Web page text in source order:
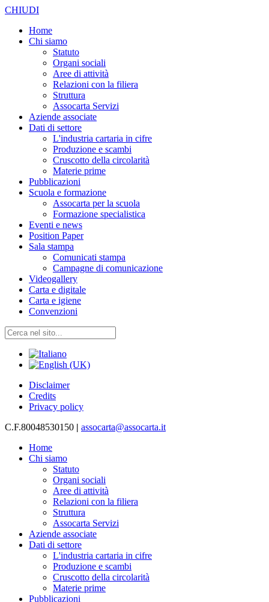
CHIUDI
Home
Chi siamo
Statuto
Organi sociali
Aree di attività
Relazioni con la filiera
Struttura
Assocarta Servizi
Aziende associate
Dati di settore
L'industria cartaria in cifre
Produzione e scambi
Cruscotto della circolarità
Materie prime
Pubblicazioni
Scuola e formazione
Assocarta per la scuola
Formazione specialistica
Eventi e news
Position Paper
Sala stampa
Comunicati stampa
Campagne di comunicazione
Videogallery
Carta e digitale
Carta e igiene
Convenzioni
Disclaimer
Credits
Privacy policy
C.F.80048530150 | assocarta@assocarta.it
Home
Chi siamo
Statuto
Organi sociali
Aree di attività
Relazioni con la filiera
Struttura
Assocarta Servizi
Aziende associate
Dati di settore
L'industria cartaria in cifre
Produzione e scambi
Cruscotto della circolarità
Materie prime
Pubblicazioni